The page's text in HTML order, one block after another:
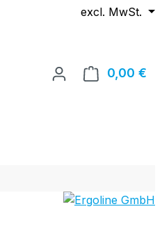
excl. MwSt.
0,00 €